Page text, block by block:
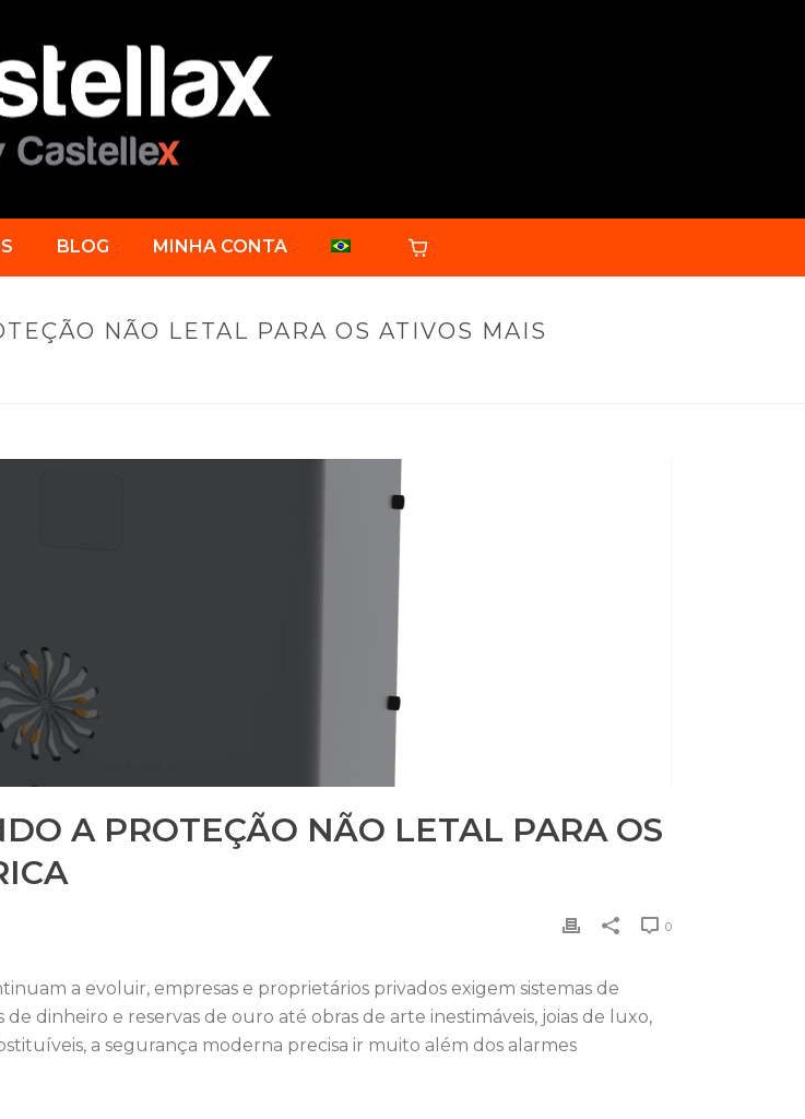
BLOG MINHA CONTA
NÃO LETAL PARA OS ATIVOS MAIS
A PROTEÇÃO NÃO LETAL PARA OS
0
a evoluir, empresas e proprietários privados exigem sistemas de
dinheiro e reservas de ouro até obras de arte inestimáveis, joias de luxo,
a segurança moderna precisa ir muito além dos alarmes